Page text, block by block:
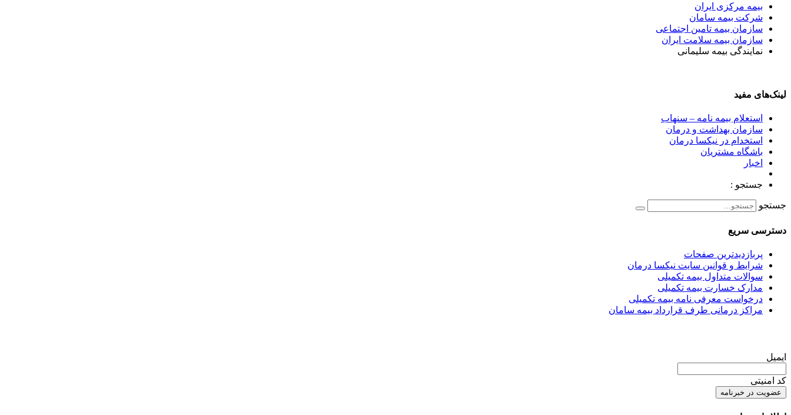
بیمه مرکزی ایران
شرکت بیمه سامان
سازمان بیمه تامین اجتماعی
سازمان بیمه سلامت ایران
نمایندگی بیمه سلیمانی
لینک‌های مفید
استعلام بیمه نامه – سنهاب
سازمان بهداشت و درمان
استخدام در نیکسا درمان
باشگاه مشتریان
اخبار
جستجو :
جستجو
دسترسی سریع
پربازدیدترین صفحات
شرایط و قوانین سایت نیکسا درمان
سوالات متداول بیمه تکمیلی
مدارک خسارت بیمه تکمیلی
درخواست معرفی نامه بیمه تکمیلی
مراکز درمانی طرف قرارداد بیمه سامان
ایمیل
کد امنیتی